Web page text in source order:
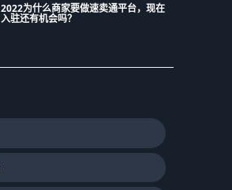
2022为什么商家要做速卖通平台，现在
入驻还有机会吗？